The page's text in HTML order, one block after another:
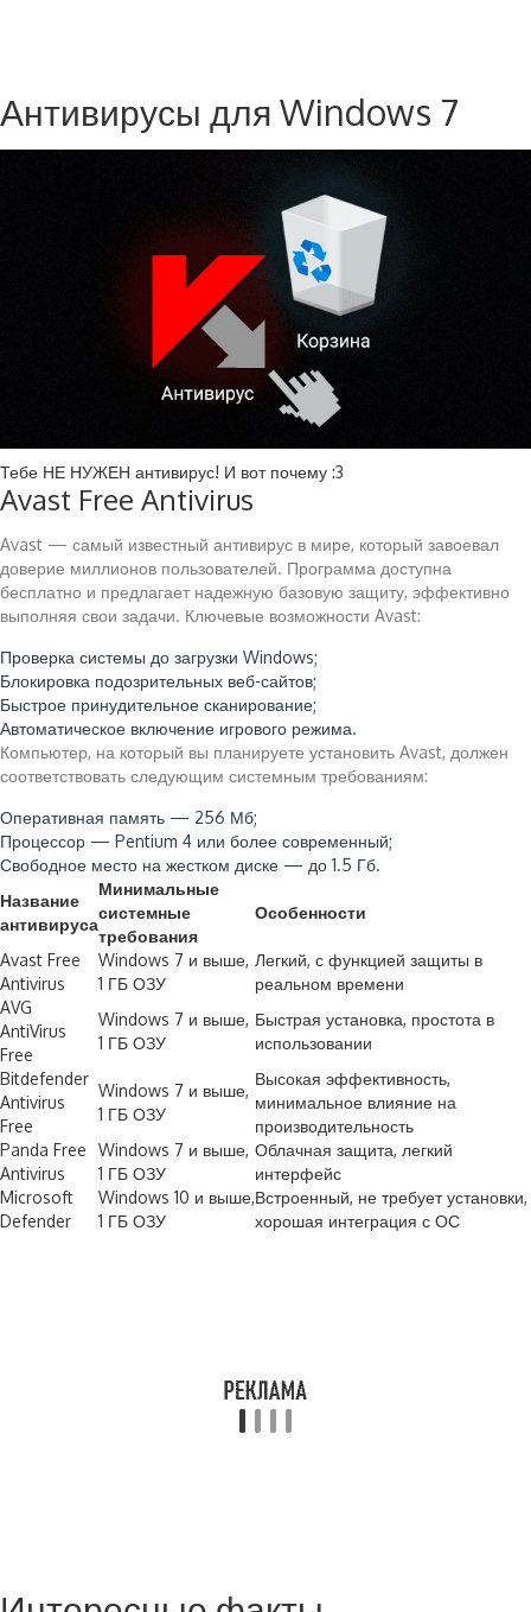
Антивирусы для Windows 7
Тебе НЕ НУЖЕН антивирус! И вот почему :3
Avast Free Antivirus
Avast — самый известный антивирус в мире, который завоевал
доверие миллионов пользователей. Программа доступна
бесплатно и предлагает надежную базовую защиту, эффективно
выполняя свои задачи. Ключевые возможности Avast:
Проверка системы до загрузки Windows;
Блокировка подозрительных веб-сайтов;
Быстрое принудительное сканирование;
Автоматическое включение игрового режима.
Компьютер, на который вы планируете установить Avast, должен
соответствовать следующим системным требованиям:
Оперативная память — 256 Мб;
Процессор — Pentium 4 или более современный;
Свободное место на жестком диске — до 1.5 Гб.
Название
антивируса
Минимальные
системные
требования
Особенности
Avast Free
Antivirus
Windows 7 и выше,
1 ГБ ОЗУ
Легкий, с функцией защиты в
реальном времени
AVG
AntiVirus
Free
Windows 7 и выше,
1 ГБ ОЗУ
Быстрая установка, простота в
использовании
Bitdefender
Antivirus
Free
Windows 7 и выше,
1 ГБ ОЗУ
Высокая эффективность,
минимальное влияние на
производительность
Panda Free
Antivirus
Windows 7 и выше,
1 ГБ ОЗУ
Облачная защита, легкий
интерфейс
Microsoft
Defender
Windows 10 и выше,
1 ГБ ОЗУ
Встроенный, не требует установки,
хорошая интеграция с ОС